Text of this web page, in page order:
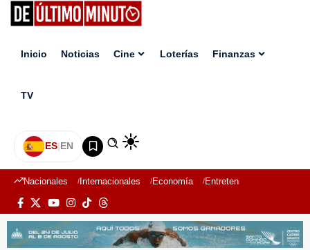
Inicio Noticias Cine Loterías Finanzas
TV
ES|EN
Nacionales Internacionales Economía Entretenimiento